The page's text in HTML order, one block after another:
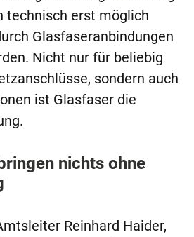
technisch erst möglich
Glasfaseranbindungen
Nicht nur für beliebig
sondern auch
ist Glasfaser die
nichts ohne
Reinhard Haider,